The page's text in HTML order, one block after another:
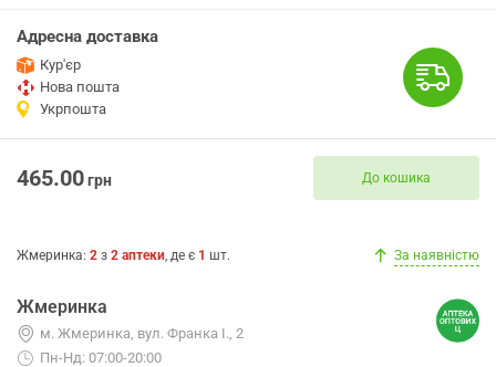
Адресна доставка
Кур'єр
Нова пошта
Укрпошта
465.00грн До кошика
Жмеринка: 2 з 2 аптеки, де є 1 шт. За наявністю
Жмеринка
м. Жмеринка, вул. Франка І., 2
Пн-Нд: 07:00-20:00